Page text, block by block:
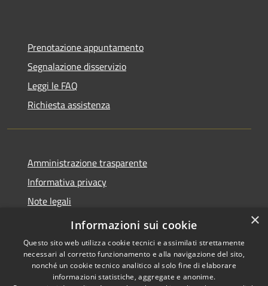
Prenotazione appuntamento
Segnalazione disservizio
Leggi le FAQ
Richiesta assistenza
Amministrazione trasparente
Informativa privacy
Note legali
Dichiarazione di accessibilità
Copyright © 2026 • Comune di
×
Informazioni sui cookie
Questo sito web utilizza cookie tecnici e assimilati strettamente
necessari al corretto funzionamento e alla navigazione del sito,
nonché un cookie tecnico analitico al solo fine di elaborare
informazioni statistiche, aggregate e anonime.